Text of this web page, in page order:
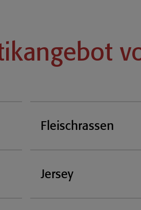
Fleischrassen
Jersey